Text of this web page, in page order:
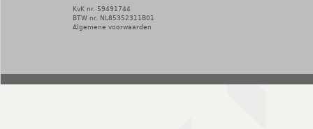
KvK nr. 59491744
BTW nr. NL85352311B01
Algemene voorwaarden